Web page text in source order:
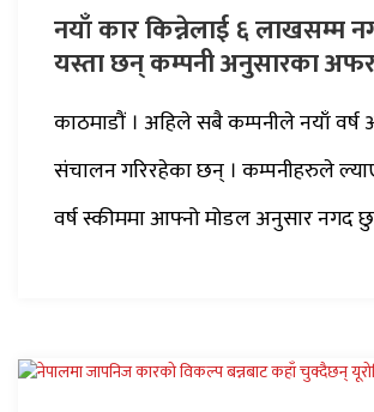
नयाँ कार किन्नेलाई ६ लाखसम्म
यस्ता छन् कम्पनी अनुसारका
काठमाडौं । अहिले सबै कम्पनीले नयाँ
संचालन गरिरहेका छन् । कम्पनीहरुले
वर्ष स्कीममा आफ्नो मोडल अनुसार नगद